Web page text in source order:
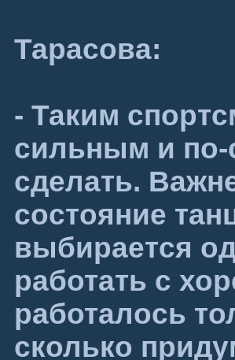
Тарасова:
- Таким
сильным и по-
сделать.
состояние
выбирается
работать с
работалось
сколько